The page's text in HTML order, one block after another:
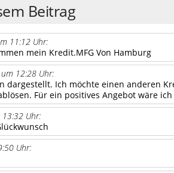
Beitrag
11:12 Uhr:
mein Kredit.MFG Von Hamburg
12:28 Uhr:
dargestellt. Ich möchte einen anderen
Für ein positives Angebot wäre
Uhr:
Uhr: